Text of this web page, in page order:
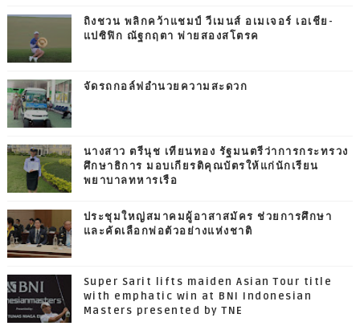
ถิงชวน พลิกคว้าแชมป์ วีเมนส์ อเมเจอร์ เอเชีย-
แปซิฟิก ณัฐกฤตา พ่ายสองสโตรค
จัดรถกอล์ฟอำนวยความสะดวก
นางสาว ตรีนุช เทียนทอง รัฐมนตรีว่าการกระทรวง
ศึกษาธิการ มอบเกียรติคุณบัตรให้แก่นักเรียน
พยาบาลทหารเรือ
ประชุมใหญ่สมาคมผู้อาสาสมัคร ช่วยการศึกษา
และคัดเลือกพ่อตัวอย่างแห่งชาติ
Super Sarit lifts maiden Asian Tour title
with emphatic win at BNI Indonesian
Masters presented by TNE